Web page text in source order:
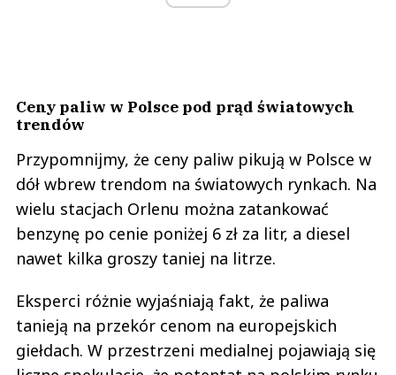
Ceny paliw w Polsce pod prąd światowych
trendów
Przypomnijmy, że ceny paliw pikują w Polsce w
dół wbrew trendom na światowych rynkach. Na
wielu stacjach Orlenu można zatankować
benzynę po cenie poniżej 6 zł za litr, a diesel
nawet kilka groszy taniej na litrze.
Eksperci różnie wyjaśniają fakt, że paliwa
tanieją na przekór cenom na europejskich
giełdach. W przestrzeni medialnej pojawiają się